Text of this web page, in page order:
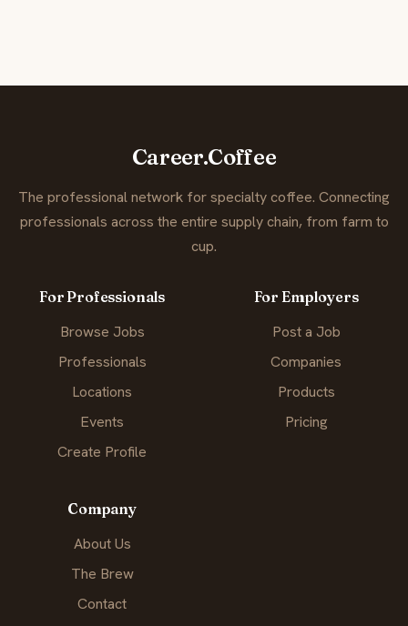
Career.Coffee
The professional network for specialty coffee. Connecting
professionals across the entire supply chain, from farm to
cup.
For Professionals
Browse Jobs
Professionals
Locations
Events
Create Profile
For Employers
Post a Job
Companies
Products
Pricing
Company
About Us
The Brew
Contact